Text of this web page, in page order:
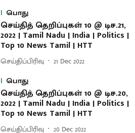
பொது
செய்தித் தெறிப்புகள் 10 @ டிச.21,
2022 | Tamil Nadu | India | Politics |
Top 10 News Tamil | HTT
செய்திப்பிரிவு
21 Dec 2022
பொது
செய்தித் தெறிப்புகள் 10 @ டிச.20,
2022 | Tamil Nadu | India | Politics |
Top 10 News Tamil | HTT
செய்திப்பிரிவு
20 Dec 2022